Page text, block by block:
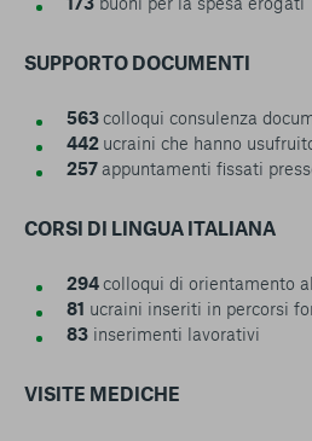
SUPPORTO DOCUMENTI
563colloqui consulenza
442 ucraini che hanno
257appuntamenti fissati
CORSI DI LINGUA ITALIANA
294colloqui di orientamento
81 ucraini inseriti in percorsi
83 inserimenti lavorativi
VISITE MEDICHE